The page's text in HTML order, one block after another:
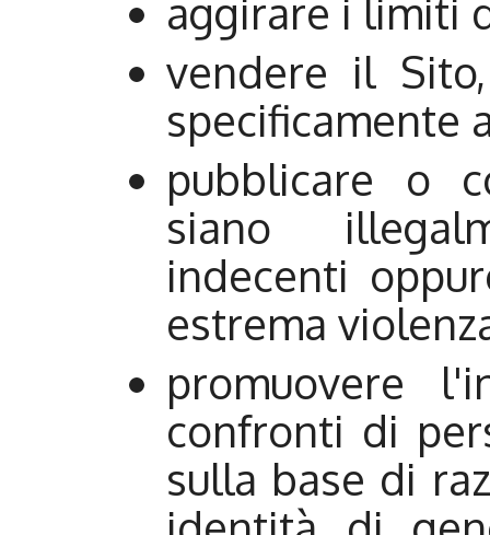
aggirare i limiti
vendere il
specificamente
pubblicare o
siano
indecenti
estrema
promuovere
confronti di
sulla base di